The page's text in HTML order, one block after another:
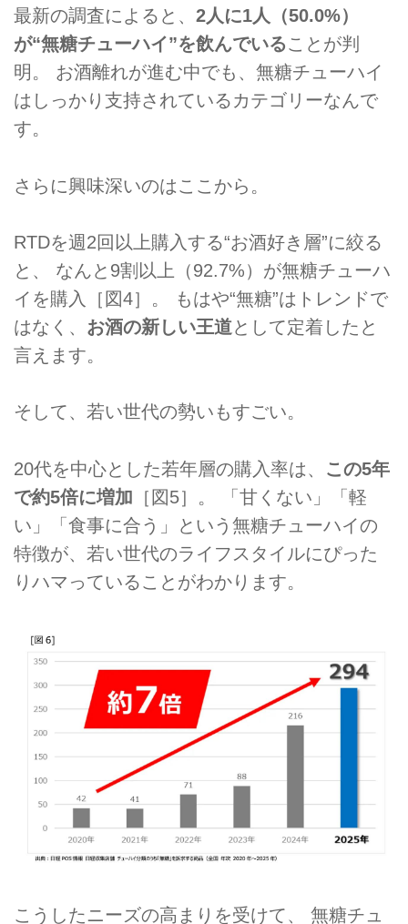
最新の調査によると、 2人に1人（50.0%）
が“無糖チューハイ”を飲んでいることが判
明。 お酒離れが進む中でも、無糖チューハイ
はしっかり支持されているカテゴリーなんで
す。
さらに興味深いのはここから。
RTDを週2回以上購入する“お酒好き層”に絞る
と、 なんと9割以上（92.7%）が無糖チューハ
イを購入［図4］。 もはや“無糖”はトレンドで
はなく、 お酒の新しい王道として定着したと
言えます。
そして、若い世代の勢いもすごい。
20代を中心とした若年層の購入率は、 この5年
で約5倍に増加 ［図5］。 「甘くない」「軽
い」「食事に合う」という無糖チューハイの
特徴が、若い世代のライフスタイルにぴった
りハマっていることがわかります。
こうしたニーズの高まりを受けて、 無糖チュ